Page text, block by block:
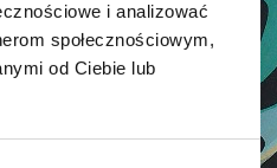
i analizować
społecznościowym,
od Ciebie lub